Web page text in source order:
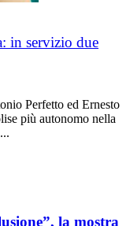
in servizio due
Perfetto ed Ernesto
più autonomo nella
la mostra